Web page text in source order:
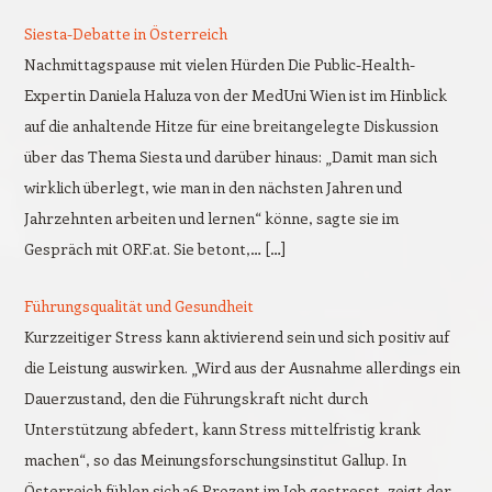
Siesta-Debatte in Österreich
Nachmittagspause mit vielen Hürden Die Public-Health-
Expertin Daniela Haluza von der MedUni Wien ist im Hinblick
auf die anhaltende Hitze für eine breitangelegte Diskussion
über das Thema Siesta und darüber hinaus: „Damit man sich
wirklich überlegt, wie man in den nächsten Jahren und
Jahrzehnten arbeiten und lernen“ könne, sagte sie im
Gespräch mit ORF.at. Sie betont,… […]
Führungsqualität und Gesundheit
Kurzzeitiger Stress kann aktivierend sein und sich positiv auf
die Leistung auswirken. „Wird aus der Ausnahme allerdings ein
Dauerzustand, den die Führungskraft nicht durch
Unterstützung abfedert, kann Stress mittelfristig krank
machen“, so das Meinungsforschungsinstitut Gallup. In